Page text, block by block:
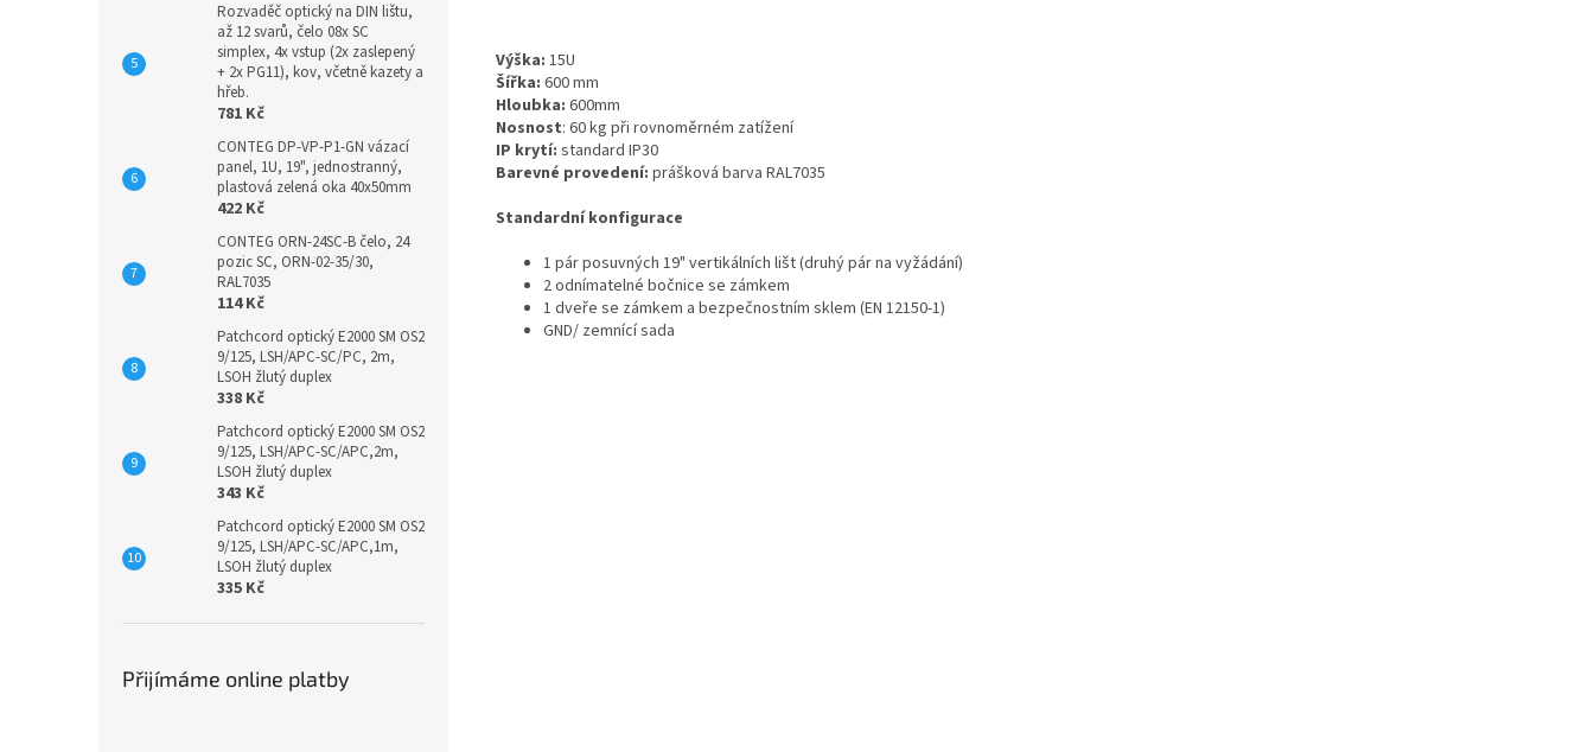
Rozvaděč optický na DIN lištu,
až 12 svarů, čelo 08x SC
simplex, 4x vstup (2x zaslepený
+ 2x PG11), kov, včetně kazety a
hřeb.
781 Kč
CONTEG DP-VP-P1-GN vázací
panel, 1U, 19", jednostranný,
plastová zelená oka 40x50mm
422 Kč
CONTEG ORN-24SC-B čelo, 24
pozic SC, ORN-02-35/30,
RAL7035
114 Kč
Patchcord optický E2000 SM OS2
9/125, LSH/APC-SC/PC, 2m,
LSOH žlutý duplex
338 Kč
Patchcord optický E2000 SM OS2
9/125, LSH/APC-SC/APC,2m,
LSOH žlutý duplex
343 Kč
Patchcord optický E2000 SM OS2
9/125, LSH/APC-SC/APC,1m,
LSOH žlutý duplex
335 Kč
Přijímáme online platby
Výška: 15U
Šířka: 600 mm
Hloubka: 600mm
Nosnost: 60 kg při rovnoměrném zatížení
IP krytí: standard IP30
Barevné provedení: prášková barva RAL7035
Standardní konfigurace
1 pár posuvných 19" vertikálních lišt (druhý pár na vyžádání)
2 odnímatelné bočnice se zámkem
1 dveře se zámkem a bezpečnostním sklem (EN 12150-1)
GND/ zemnící sada